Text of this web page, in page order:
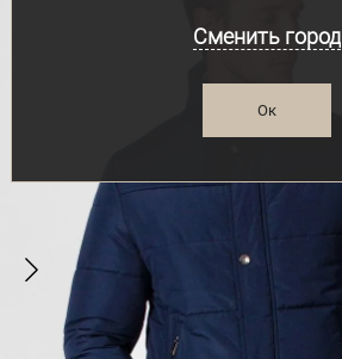
Сменить город
Ок